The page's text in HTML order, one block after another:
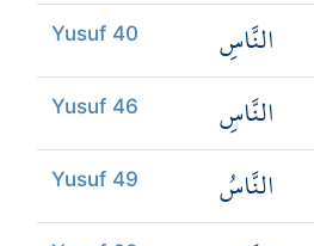
Yusuf 40 النَّاسِ
Yusuf 46 النَّاسِ
Yusuf 49 النَّاسُ